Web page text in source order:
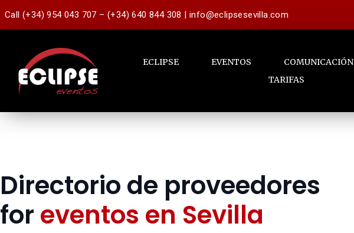
Call (+34) 954 043 707 – (+34) 640 844 308 | info@eclipsesevilla.com
ECLIPSE EVENTOS COMUNICACIÓN
TARIFAS
Directorio de proveedores
for eventos en Sevilla